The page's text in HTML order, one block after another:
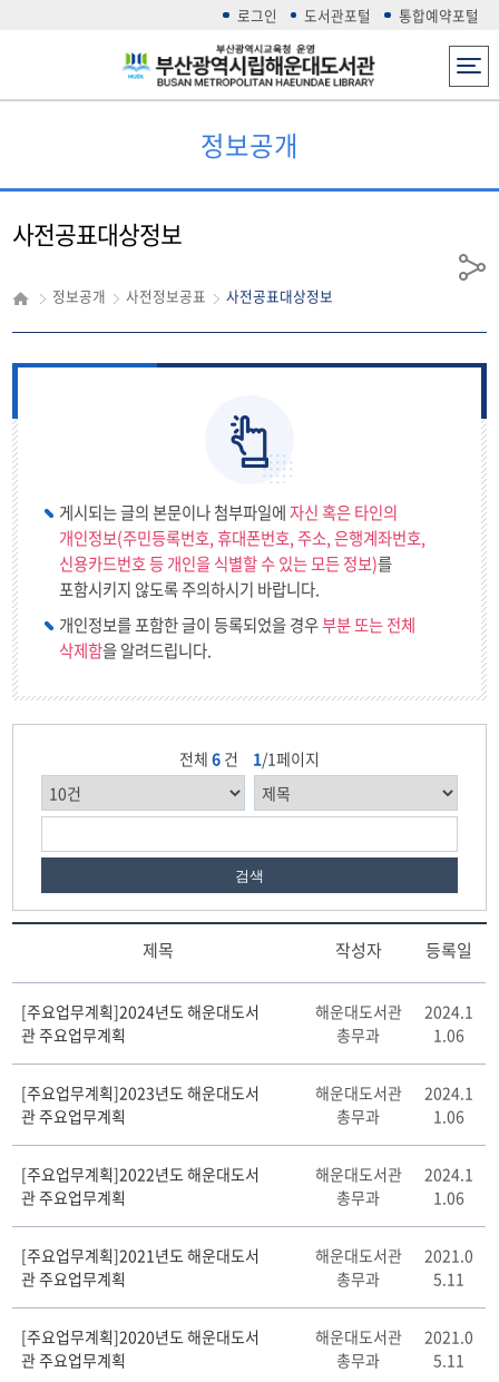
로그인 도서관포털 통합예약포털
전체메뉴
정보공개
사전공표대상정보
정보공개 사전정보공표 사전공표대상정보
공
게시되는 글의 본문이나 첨부파일에자신 혹은 타인의
개인정보(주민등록번호, 휴대폰번호, 주소, 은행계좌번호,
신용카드번호 등 개인을 식별할 수 있는 모든 정보)를
포함시키지 않도록 주의하시기 바랍니다.
개인정보를 포함한 글이 등록되었을 경우부분 또는 전체
삭제함을 알려드립니다.
전체 6 건 1/1페이지
검색
전
공
표
대
상
게
시
판
리
스
이
블
제목 작성자 등록일
[주요업무계획]2024년도 해운대도서
관 주요업무계획
해운대도서관
총무과
2024.1
1.06
[주요업무계획]2023년도 해운대도서
관 주요업무계획
해운대도서관
총무과
2024.1
1.06
[주요업무계획]2022년도 해운대도서
관 주요업무계획
해운대도서관
총무과
2024.1
1.06
[주요업무계획]2021년도 해운대도서
관 주요업무계획
해운대도서관
총무과
2021.0
5.11
[주요업무계획]2020년도 해운대도서
관 주요업무계획
해운대도서관
총무과
2021.0
5.11